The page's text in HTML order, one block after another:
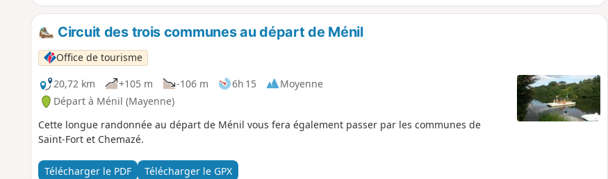
Circuit des trois communes au départ de Ménil
Office de tourisme
20,72 km
+105 m -106 m 6h 15
Moyenne
Départ à Ménil (Mayenne)
Cette longue randonnée au départ de Ménil vous fera également passer par les communes de
Saint-Fort et Chemazé.
Télécharger le PDF Télécharger le GPX